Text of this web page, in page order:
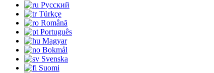
Русский
Türkçe
Română
Português
Magyar
Bokmål
Svenska
Suomi